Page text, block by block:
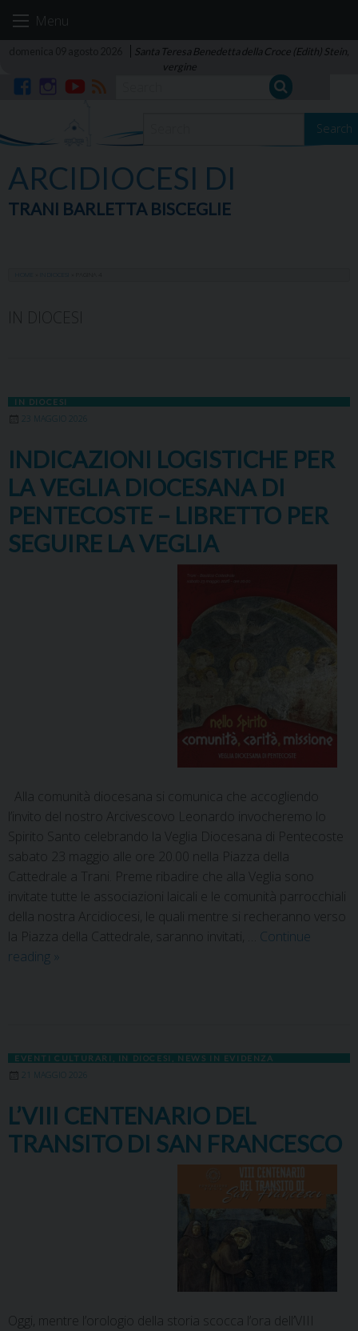
Menu
Santa Teresa Benedetta della Croce (Edith) Stein,
vergine
Search
ARCIDIOCESI DI
TRANI BARLETTA BISCEGLIE
IN DIOCESI
23 MAGGIO 2026
INDICAZIONI LOGISTICHE PER
LA VEGLIA DIOCESANA DI
PENTECOSTE – LIBRETTO PER
SEGUIRE LA VEGLIA
Alla comunità diocesana si comunica che accogliendo
l’invito del nostro Arcivescovo Leonardo invocheremo lo
Spirito Santo celebrando la Veglia Diocesana di Pentecoste
sabato 23 maggio alle ore 20.00 nella Piazza della
Cattedrale a Trani. Preme ribadire che alla Veglia sono
invitate tutte le associazioni laicali e le comunità parrocchiali
della nostra Arcidiocesi, le quali mentre si recheranno verso
la Piazza della Cattedrale, saranno invitati, … Continue
reading »
EVENTI CULTURARI IN DIOCESI NEWS IN EVIDENZA
21 MAGGIO 2026
L’VIII CENTENARIO DEL
TRANSITO DI SAN FRANCESCO
Oggi, mentre l’orologio della storia scocca l’ora dell’VIII